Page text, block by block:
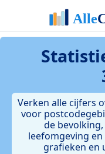
Verken alle cijfers
voor
de
leefomgeving
grafieken en